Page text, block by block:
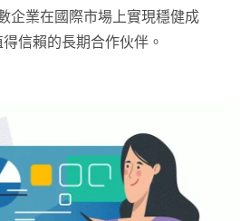
企業在國際市場上實現穩健成
信賴的長期合作伙伴。